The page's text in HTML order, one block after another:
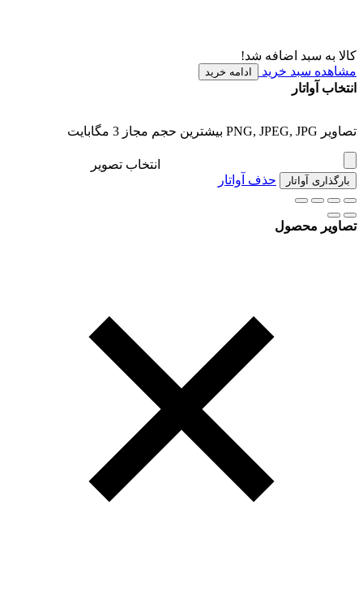
کالا به سبد اضافه شد!
مشاهده سبد خرید
ادامه خرید
انتخاب آواتار
تصاویر PNG, JPEG, JPG بیشترین حجم مجاز 3 مگابایت
انتخاب تصویر
بارگذاری آواتار حذف آواتار
تصاویر محصول